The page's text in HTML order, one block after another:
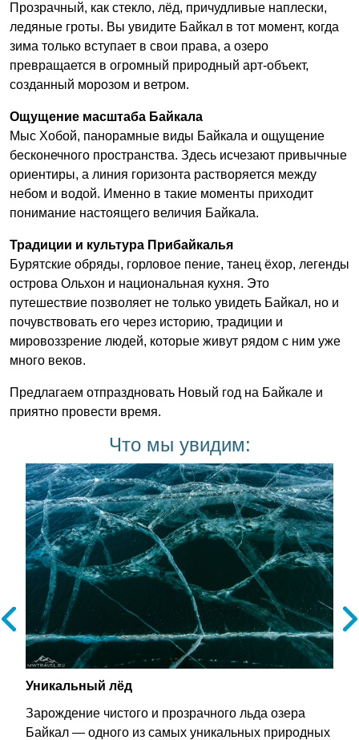
Прозрачный, как стекло, лёд, причудливые наплески,
ледяные гроты. Вы увидите Байкал в тот момент, когда
зима только вступает в свои права, а озеро
превращается в огромный природный арт-объект,
созданный морозом и ветром.
Ощущение масштаба Байкала
Мыс Хобой, панорамные виды Байкала и ощущение
бесконечного пространства. Здесь исчезают привычные
ориентиры, а линия горизонта растворяется между
небом и водой. Именно в такие моменты приходит
понимание настоящего величия Байкала.
Традиции и культура Прибайкалья
Бурятские обряды, горловое пение, танец ёхор, легенды
острова Ольхон и национальная кухня. Это
путешествие позволяет не только увидеть Байкал, но и
почувствовать его через историю, традиции и
мировоззрение людей, которые живут рядом с ним уже
много веков.
Предлагаем отпраздновать Новый год на Байкале и
приятно провести время.
Что мы увидим:
Уникальный лёд
Зарождение чистого и прозрачного льда озера
Байкал — одного из самых уникальных природных